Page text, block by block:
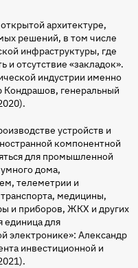
архитектуре,
решений, в том числе
инфраструктуры, где
и отсутствие «закладок».
индустрии именно
генеральный
устройств и
компонентной
для промышленной
дома,
телеметрии и
медицины,
и приборов, ЖКХ и других
единица для
электронике»: Александр
инвестиционной и